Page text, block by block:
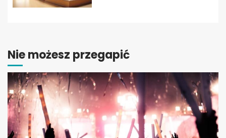
Nie możesz przegapić